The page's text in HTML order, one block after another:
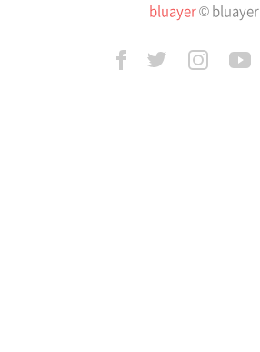
bluayer© bluayer